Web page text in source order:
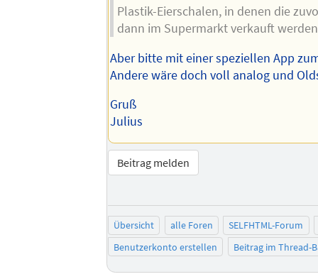
Plastik-Eierschalen, in denen die
dann im Supermarkt verkauft
Aber bitte mit einer speziellen App
Andere wäre doch voll analog und
Gruß
Julius
Beitrag melden
Übersicht alle Foren
SELFHTML-Forum
Benutzerkonto erstellen
Beitrag im Thread-